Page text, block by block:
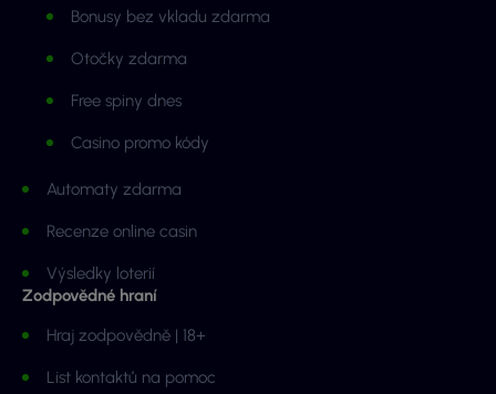
Bonusy bez vkladu zdarma
Otočky zdarma
Free spiny dnes
Casino promo kódy
Automaty zdarma
Recenze online casin
Výsledky loterií
Zodpovědné hraní
Hraj zodpovědně | 18+
List kontaktů na pomoc